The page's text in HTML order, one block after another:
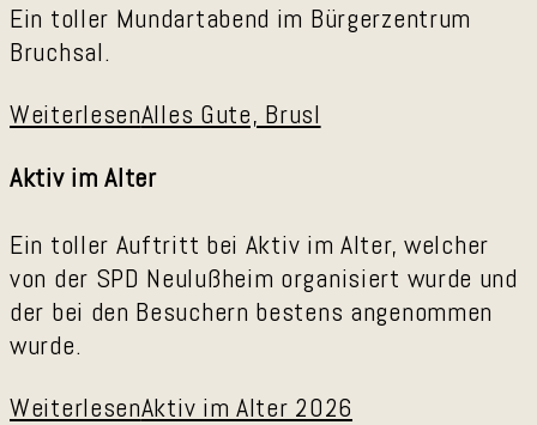
Ein toller Mundartabend im Bürgerzentrum
Bruchsal.
WeiterlesenAlles Gute, Brusl
Aktiv im Alter
Ein toller Auftritt bei Aktiv im Alter, welcher
von der SPD Neulußheim organisiert wurde und
der bei den Besuchern bestens angenommen
wurde.
WeiterlesenAktiv im Alter 2026